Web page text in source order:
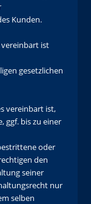
Kunden.
ist
gesetzlichen
vereinbart ist,
ggf. bis zu einer
oder
den
seiner
nur
selben